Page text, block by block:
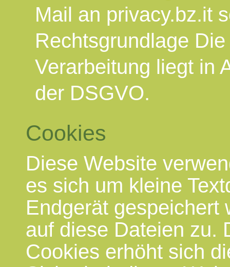
Mail an privacy.bz.it
Rechtsgrundlage
Verarbeitung liegt in
der DSGVO.
Cookies
Diese Website
es sich um kleine
Endgerät gespeichert
auf diese Dateien zu.
Cookies erhöht sich